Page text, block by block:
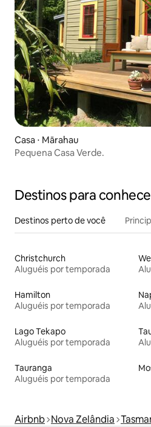
Casa ⋅ Mārahau
Pequena Casa Verde.
Destinos para
Destinos perto de você
Christchurch
Aluguéis por temporada
Hamilton
Aluguéis por temporada
Lago Tekapo
Aluguéis por temporada
Tauranga
Aluguéis por temporada
Airbnb Nova Zelândia